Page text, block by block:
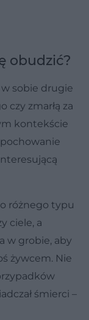
obudzić?
w sobie drugie
czy zmarłą za
kontekście
różnego typu
ciele, a
w grobie, aby
żywcem. Nie
śmierci –